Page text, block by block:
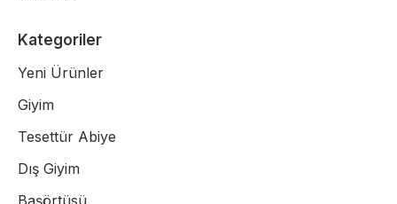
Kategoriler
Yeni Ürünler
Giyim
Tesettür Abiye
Dış Giyim
Başörtüsü